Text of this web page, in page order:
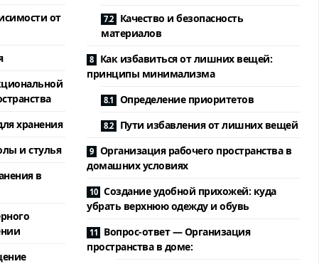
от
хранения
и стулья
в
Качество и безопасность
материалов
Как избавиться от лишних вещей:
принципы минимализма
Определение приоритетов
Пути избавления от лишних вещей
Организация рабочего пространства в
домашних условиях
Создание удобной прихожей: куда
убрать верхнюю одежду и обувь
Вопрос-ответ — Организация
пространства в доме: